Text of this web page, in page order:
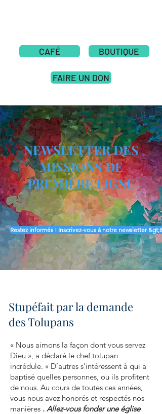
CAFÉ BOUTIQUE
FAIRE UN DON
NEWSLETTER DES
MISSIONS DE
PREMIÈRE LIGNE
Restez informés ! Inscrivez-vous à notre newsletter
Stupéfait par la demande
des Tolupans
« Nous aimons la façon dont vous servez
Dieu », a déclaré le chef tolupan
incrédule. « D’autres s’intéressent à qui a
baptisé quelles personnes, ou ils profitent
de nous. Au cours de toutes ces années,
vous nous avez honorés et respectés nos
manières . Allez-vous fonder une église